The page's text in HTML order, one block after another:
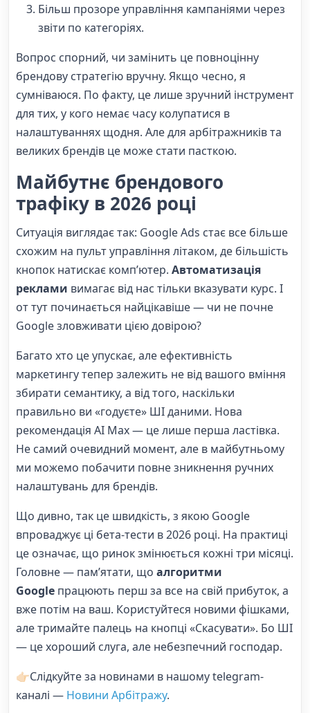
Більш прозоре управління кампаніями через
звіти по категоріях.
Вопрос спорний, чи замінить це повноцінну
брендову стратегію вручну. Якщо чесно, я
сумніваюся. По факту, це лише зручний інструмент
для тих, у кого немає часу колупатися в
налаштуваннях щодня. Але для арбітражників та
великих брендів це може стати пасткою.
Майбутнє брендового
трафіку в 2026 році
Ситуація виглядає так: Google Ads стає все більше
схожим на пульт управління літаком, де більшість
кнопок натискає комп’ютер. Автоматизація
реклами вимагає від нас тільки вказувати курс. І
от тут починається найцікавіше — чи не почне
Google зловживати цією довірою?
Багато хто це упускає, але ефективність
маркетингу тепер залежить не від вашого вміння
збирати семантику, а від того, наскільки
правильно ви «годуєте» ШІ даними. Нова
рекомендація AI Max — це лише перша ластівка.
Не самий очевидний момент, але в майбутньому
ми можемо побачити повне зникнення ручних
налаштувань для брендів.
Що дивно, так це швидкість, з якою Google
впроваджує ці бета-тести в 2026 році. На практиці
це означає, що ринок змінюється кожні три місяці.
Головне — пам’ятати, що алгоритми
Google працюють перш за все на свій прибуток, а
вже потім на ваш. Користуйтеся новими фішками,
але тримайте палець на кнопці «Скасувати». Бо ШІ
— це хороший слуга, але небезпечний господар.
👉🏻Слідкуйте за новинами в нашому telegram-
каналі — Новини Арбітражу.